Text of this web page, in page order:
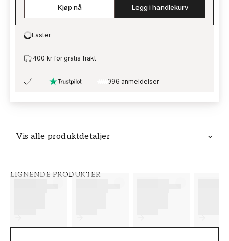
Vis alle produktdetaljer
LIGNENDE PRODUKTER
Kjøp nå Legg i handlekurv
Loading…
Laster
400 kr for gratis frakt
996 anmeldelser